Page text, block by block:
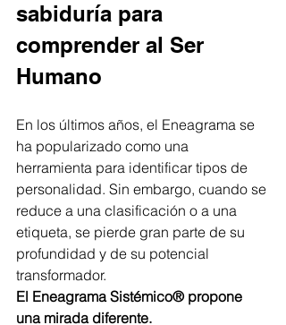
sabiduría para
comprender al Ser
Humano
En los últimos años, el Eneagrama se
ha popularizado como una
herramienta para identificar tipos de
personalidad. Sin embargo, cuando se
reduce a una clasificación o a una
etiqueta, se pierde gran parte de su
profundidad y de su potencial
transformador.
El Eneagrama Sistémico® propone
una mirada diferente.